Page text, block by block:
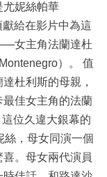
尤妮絲帕華
給在影片中為這
女主角法蘭達杜
）。 值
杜利斯的母親，
佳女主角的法蘭
位久違大銀幕的
絲，母女同演一個
。母女兩代演員